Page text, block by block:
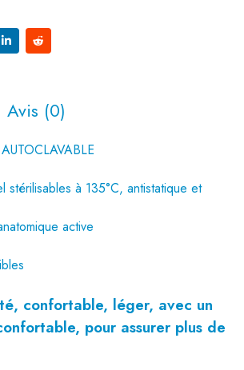
Avis (0)
stérilisables à 135°C, antistatique et
active
confortable, léger, avec un
pour assurer plus de